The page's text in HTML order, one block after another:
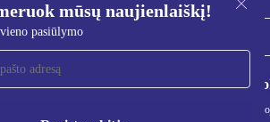
mūsų naujienlaiškį!
pasiūlymo
Informaciją apie asmens duomenų